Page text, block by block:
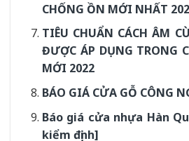
CHỐNG ỒN MỚI NHẤT
TIÊU CHUẨN CÁCH ÂM
ĐƯỢC ÁP DỤNG TRONG
MỚI 2022
BÁO GIÁ CỬA GỖ CÔNG
Báo giá cửa nhựa Hàn
kiểm định]